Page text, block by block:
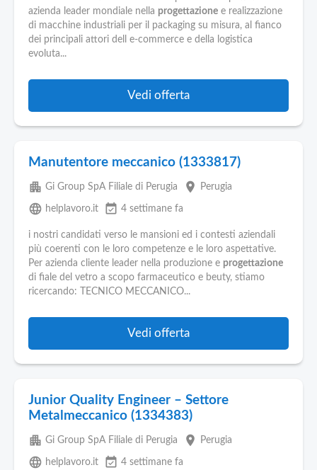
azienda leader mondiale nella progettazione e realizzazione
di macchine industriali per il packaging su misura, al fianco
dei principali attori dell e-commerce e della logistica
evoluta...
Vedi offerta
Manutentore meccanico (1333817)
apartment Gi Group SpA Filiale di Perugia place Perugia
language helplavoro.it event_available 4 settimane fa
i nostri candidati verso le mansioni ed i contesti aziendali
più coerenti con le loro competenze e le loro aspettative.
Per azienda cliente leader nella produzione e progettazione
di fiale del vetro a scopo farmaceutico e beuty, stiamo
ricercando: TECNICO MECCANICO...
Vedi offerta
Junior Quality Engineer – Settore
Metalmeccanico (1334383)
apartment Gi Group SpA Filiale di Perugia place Perugia
language helplavoro.it event_available 4 settimane fa